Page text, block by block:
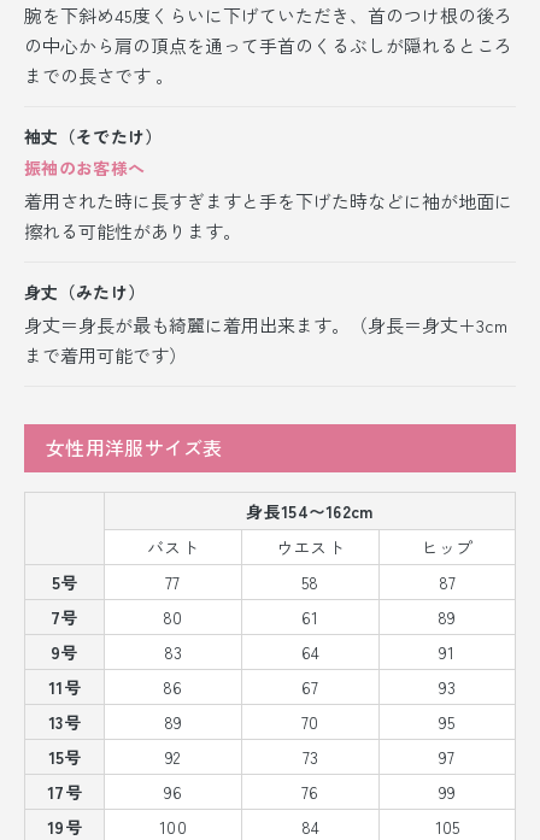
腕を下斜め45度くらいに下げていただき、首のつけ根の後ろ
の中心から肩の頂点を通って手首のくるぶしが隠れるところ
までの長さです 。
袖丈（そでたけ）
振袖のお客様へ
着用された時に長すぎますと手を下げた時などに袖が地面に
擦れる可能性があります。
身丈（みたけ）
身丈＝身長が最も綺麗に着用出来ます。（身長＝身丈＋3cm
まで着用可能です）
女性用洋服サイズ表
身長154〜162cm
バスト
ウエスト
ヒップ
5号
77 58
87
7号
80 61
89
9号
83 64
91
11号
86 67
93
13号
89 70
95
15号
92 73
97
17号
96 76
99
19号
100 84
105